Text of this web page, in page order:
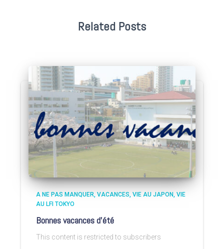
Related Posts
A NE PAS MANQUER VACANCES VIE AU JAPON VIE
AU LFI TOKYO
Bonnes vacances d’été
This content is restricted to subscribers